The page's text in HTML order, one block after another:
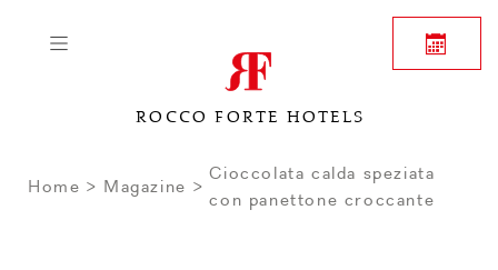
ROCCO FORTE HOTELS
Home Magazine
Cioccolata calda speziata
con panettone croccante